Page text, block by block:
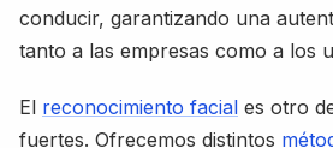
conducir, garantizando una
tanto a las empresas como a los
El reconocimiento facial es otro
fuertes. Ofrecemos distintos